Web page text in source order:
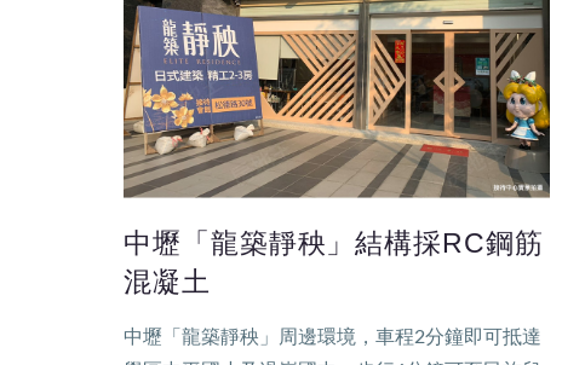
中壢「龍築靜秧」結構採RC鋼筋
混凝土
中壢「龍築靜秧」周邊環境，車程2分鐘即可抵達